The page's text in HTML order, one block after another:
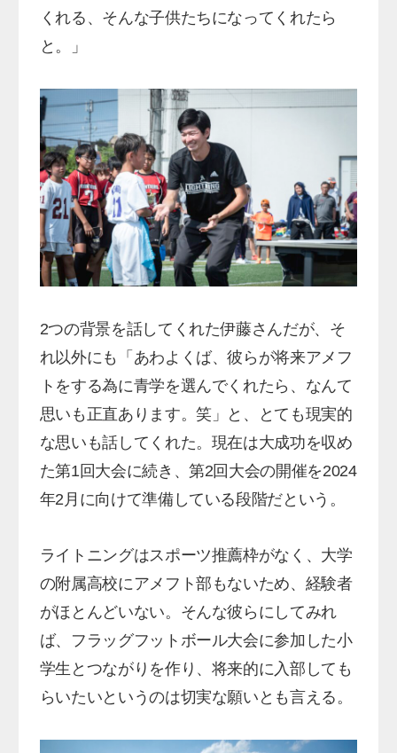
くれる、そんな子供たちになってくれたら
と。」
2つの背景を話してくれた伊藤さんだが、そ
れ以外にも「あわよくば、彼らが将来アメフ
トをする為に青学を選んでくれたら、なんて
思いも正直あります。笑」と、とても現実的
な思いも話してくれた。現在は大成功を収め
た第1回大会に続き、第2回大会の開催を2024
年2月に向けて準備している段階だという。
ライトニングはスポーツ推薦枠がなく、大学
の附属高校にアメフト部もないため、経験者
がほとんどいない。そんな彼らにしてみれ
ば、フラッグフットボール大会に参加した小
学生とつながりを作り、将来的に入部しても
らいたいというのは切実な願いとも言える。